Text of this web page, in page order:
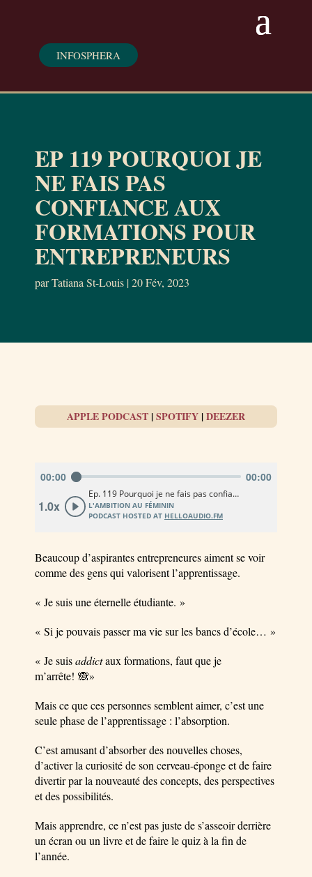
INFOSPHERA
EP 119 POURQUOI JE
NE FAIS PAS
CONFIANCE AUX
FORMATIONS POUR
ENTREPRENEURS
parTatiana St-Louis |20 Fév, 2023
APPLE PODCAST |SPOTIFY |DEEZER
Beaucoup d’aspirantes entrepreneures aiment se voir
comme des gens qui valorisent l’apprentissage.
« Je suis une éternelle étudiante. »
« Si je pouvais passer ma vie sur les bancs d’école… »
« Je suisaddictaux formations, faut que je
m’arrête! 🙈»
Mais ce que ces personnes semblent aimer, c’est une
seule phase de l’apprentissage : l’absorption.
C’est amusant d’absorber des nouvelles choses,
d’activer la curiosité de son cerveau-éponge et de faire
divertir par la nouveauté des concepts, des perspectives
et des possibilités.
Mais apprendre, ce n’est pas juste de s’asseoir derrière
un écran ou un livre et de faire le quiz à la fin de
l’année.